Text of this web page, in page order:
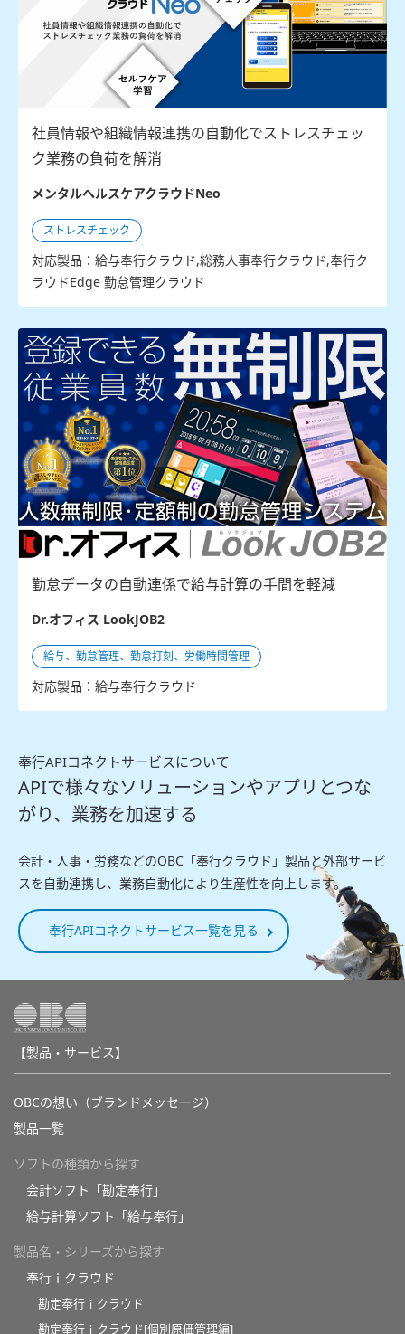
社員情報や組織情報連携の自動化でストレスチェッ
ク業務の負荷を解消
メンタルヘルスケアクラウドNeo
ストレスチェック
対応製品：給与奉行クラウド,総務人事奉行クラウド,奉行ク
ラウドEdge 勤怠管理クラウド
勤怠データの自動連係で給与計算の手間を軽減
Dr.オフィス LookJOB2
給与、勤怠管理、勤怠打刻、労働時間管理
対応製品：給与奉行クラウド
奉行APIコネクトサービスについて
APIで様々なソリューションやアプリとつな
がり、業務を加速する
会計・人事・労務などのOBC「奉行クラウド」製品と外部サービ
スを自動連携し、業務自動化により生産性を向上します。
奉行APIコネクトサービス一覧を見る
【製品・サービス】
OBCの想い（ブランドメッセージ）
製品一覧
ソフトの種類から探す
会計ソフト「勘定奉行」
給与計算ソフト「給与奉行」
製品名・シリーズから探す
奉行ｉクラウド
勘定奉行ｉクラウド
勘定奉行ｉクラウド[個別原価管理編]